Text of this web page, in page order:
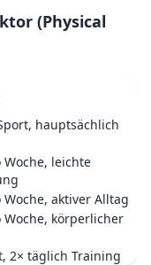
(Physical
hauptsächlich
Woche, leichte
Woche, aktiver Alltag
Woche, körperlicher
2× täglich Training